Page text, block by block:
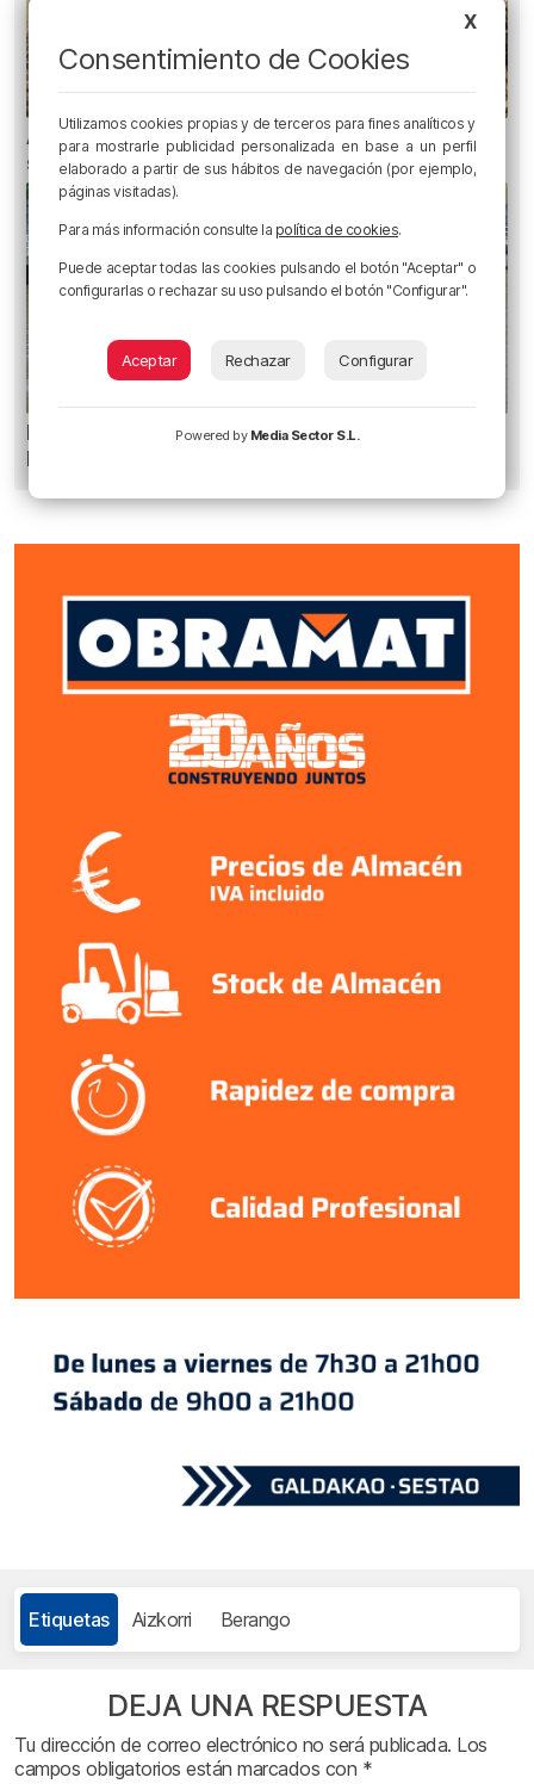
Atendidas nueve personas durante el fin de
semana por picaduras de carabela portuguesa
Recuperado el cuerpo sin vida de una mujer en
la ría de Bilbao
Etiquetas Aizkorri Berango
DEJA UNA RESPUESTA
Tu dirección de correo electrónico no será publicada. Los
campos obligatorios están marcados con *
X
Consentimiento de Cookies
Utilizamos cookies propias y de terceros para fines analíticos y
para mostrarle publicidad personalizada en base a un perfil
elaborado a partir de sus hábitos de navegación (por ejemplo,
páginas visitadas).
Para más información consulte la política de cookies.
Puede aceptar todas las cookies pulsando el botón "Aceptar" o
configurarlas o rechazar su uso pulsando el botón "Configurar".
Aceptar Rechazar Configurar
Powered by Media Sector S.L.